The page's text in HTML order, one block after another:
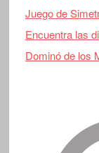
Juego de
Encuentra las
Dominó de los